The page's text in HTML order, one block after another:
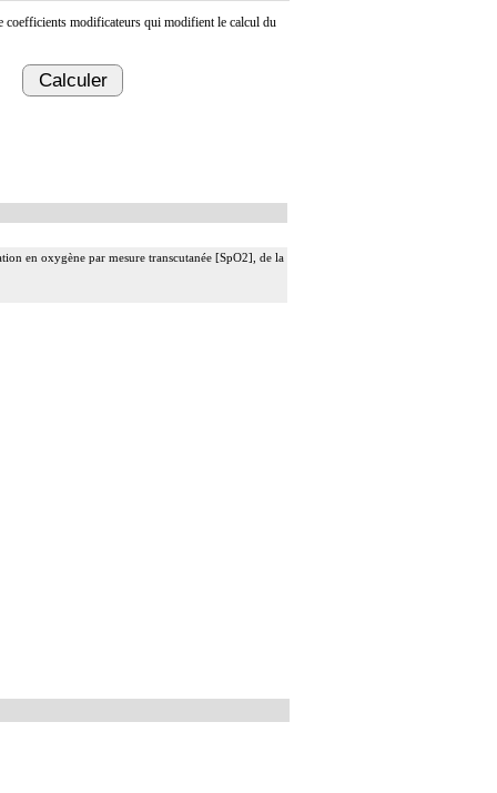
coefficients modificateurs qui modifient le calcul du
Calculer
en oxygène par mesure transcutanée [SpO2], de la